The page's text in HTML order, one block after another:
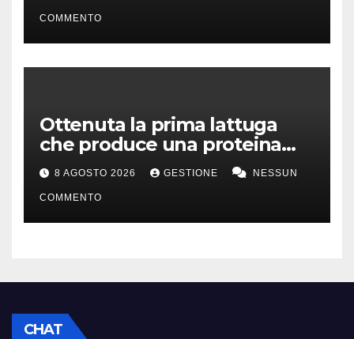
COMMENTO
Ottenuta la prima lattuga
che produce una proteina
chiave della carne
8 AGOSTO 2026 GESTIONE NESSUN
COMMENTO
CHAT